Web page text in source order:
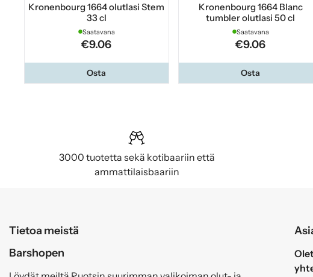
Kronenbourg 1664 olutlasi Stem
33 cl
Saatavana
€9.06
Osta
Kronenbourg 1664 Blanc
tumbler olutlasi 50 cl
Saatavana
€9.06
Osta
3000 tuotetta sekä kotibaariin että
ammattilaisbaariin
Tietoa meistä
Barshopen